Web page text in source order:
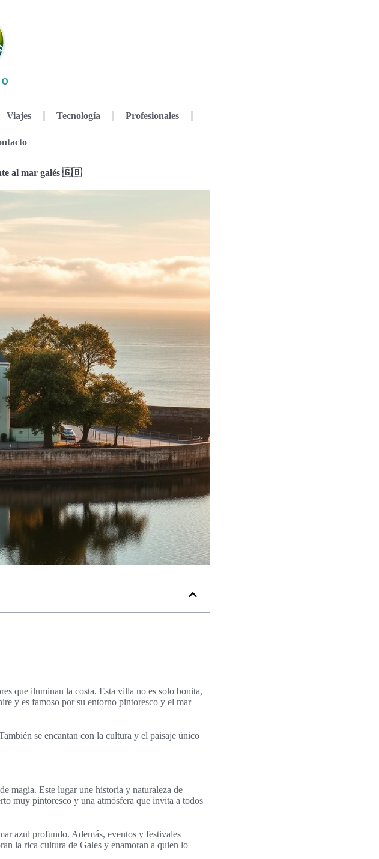
Viajes Tecnología Profesionales
al mar galés 🇬🇧
que iluminan la costa. Esta villa no es solo bonita,
y es famoso por su entorno pintoresco y el mar
se encantan con la cultura y el paisaje único
magia. Este lugar une historia y naturaleza de
muy pintoresco y una atmósfera que invita a todos
azul profundo. Además, eventos y festivales
la rica cultura de Gales y enamoran a quien lo